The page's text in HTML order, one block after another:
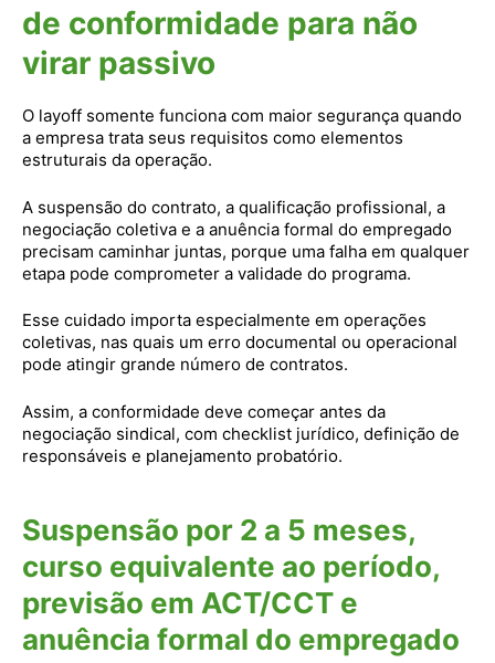
de conformidade para não
virar passivo
O layoff somente funciona com maior segurança quando
a empresa trata seus requisitos como elementos
estruturais da operação.
A suspensão do contrato, a qualificação profissional, a
negociação coletiva e a anuência formal do empregado
precisam caminhar juntas, porque uma falha em qualquer
etapa pode comprometer a validade do programa.
Esse cuidado importa especialmente em operações
coletivas, nas quais um erro documental ou operacional
pode atingir grande número de contratos.
Assim, a conformidade deve começar antes da
negociação sindical, com checklist jurídico, definição de
responsáveis e planejamento probatório.
Suspensão por 2 a 5 meses,
curso equivalente ao período,
previsão em ACT/CCT e
anuência formal do empregado